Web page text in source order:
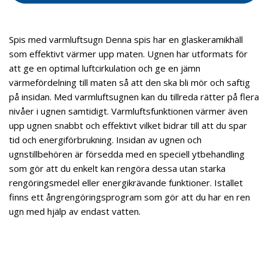
Spis med varmluftsugn Denna spis har en glaskeramikhäll
som effektivt värmer upp maten. Ugnen har utformats för
att ge en optimal luftcirkulation och ge en jämn
värmefördelning till maten så att den ska bli mör och saftig
på insidan. Med varmluftsugnen kan du tillreda rätter på flera
nivåer i ugnen samtidigt. Varmluftsfunktionen värmer även
upp ugnen snabbt och effektivt vilket bidrar till att du spar
tid och energiförbrukning. Insidan av ugnen och
ugnstillbehören är försedda med en speciell ytbehandling
som gör att du enkelt kan rengöra dessa utan starka
rengöringsmedel eller energikrävande funktioner. Istället
finns ett ångrengöringsprogram som gör att du har en ren
ugn med hjälp av endast vatten.